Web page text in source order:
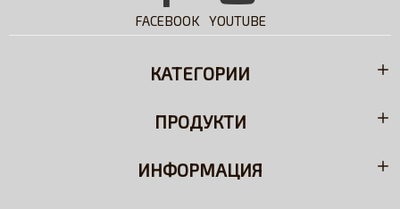
FACEBOOK YOUTUBE
КАТЕГОРИИ
ПРОДУКТИ
ИНФОРМАЦИЯ